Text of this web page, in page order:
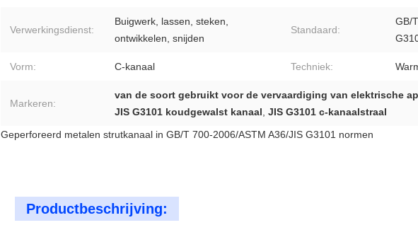
Verwerkingsdienst:
Buigwerk, lassen, steken,
ontwikkelen, snijden
Standaard:
GB/
Vorm: C-kanaal Techniek:
Markeren:
van de soort gebruikt voor de vervaardiging van elektrische
JIS G3101 koudgewalst kanaal, JIS G3101 c-kanaalstraal
Geperforeerd metalen strutkanaal in GB/T 700-2006/ASTM A36/JIS G3101 normen
Productbeschrijving: